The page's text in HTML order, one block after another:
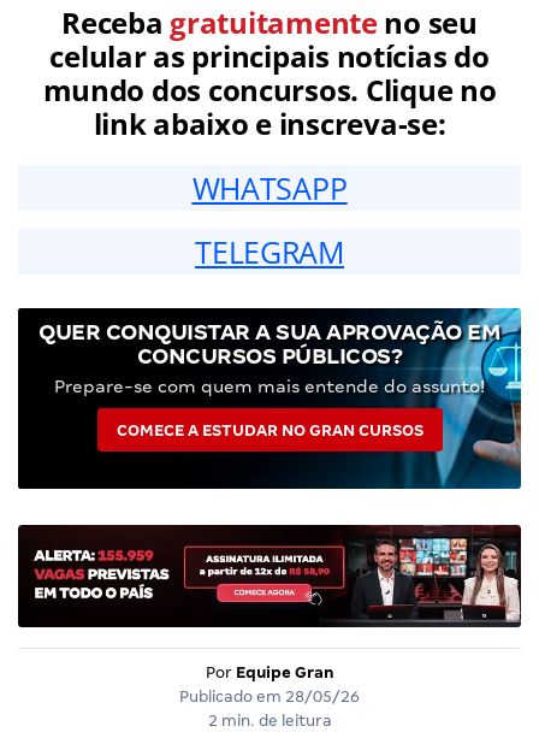
Receba gratuitamenteno seu
celular as principais notícias do
mundo dos concursos. Clique no
link abaixo e inscreva-se:
WHATSAPP
TELEGRAM
QUER CONQUISTAR A SUA APROVAÇÃO EM
CONCURSOS PÚBLICOS?
Prepare-se com quem mais entende do assunto!
COMECE A ESTUDAR NO GRAN CURSOS
Por Equipe Gran
Publicado em 28/05/26
2 min. de leitura